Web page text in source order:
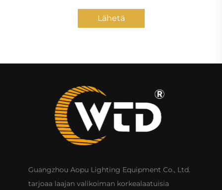
Lähetä
Guangzhou Aopu Lighting Equipment Co., Ltd.
tarjoaa laajan valikoiman korkealaatuisia